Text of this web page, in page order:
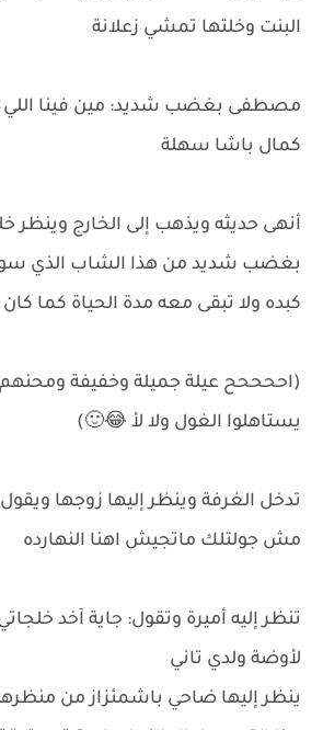
البنت وخلتها تمشي زعلانة
مصطفى بغضب شديد: مين فينا اللي
كمال باشا سهلة
أنهى حديثه ويذهب إلى الخارج وينظر
بغضب شديد من هذا الشاب الذي
كبده ولا تبقى معه مدة الحياة كما كان
(اححححح عيلة جميلة وخفيفة ومحنهم
يستاهلوا الغول ولا لأ 😂🙂)
تدخل الغرفة وينظر إليها زوجها
مش جولتلك ماتجيش اهنا النهارده
تنظر إليه أميرة وتقول: جاية آخد
لأوضة ولدي تاني
ينظر إليها ضاحي باشمئزاز من